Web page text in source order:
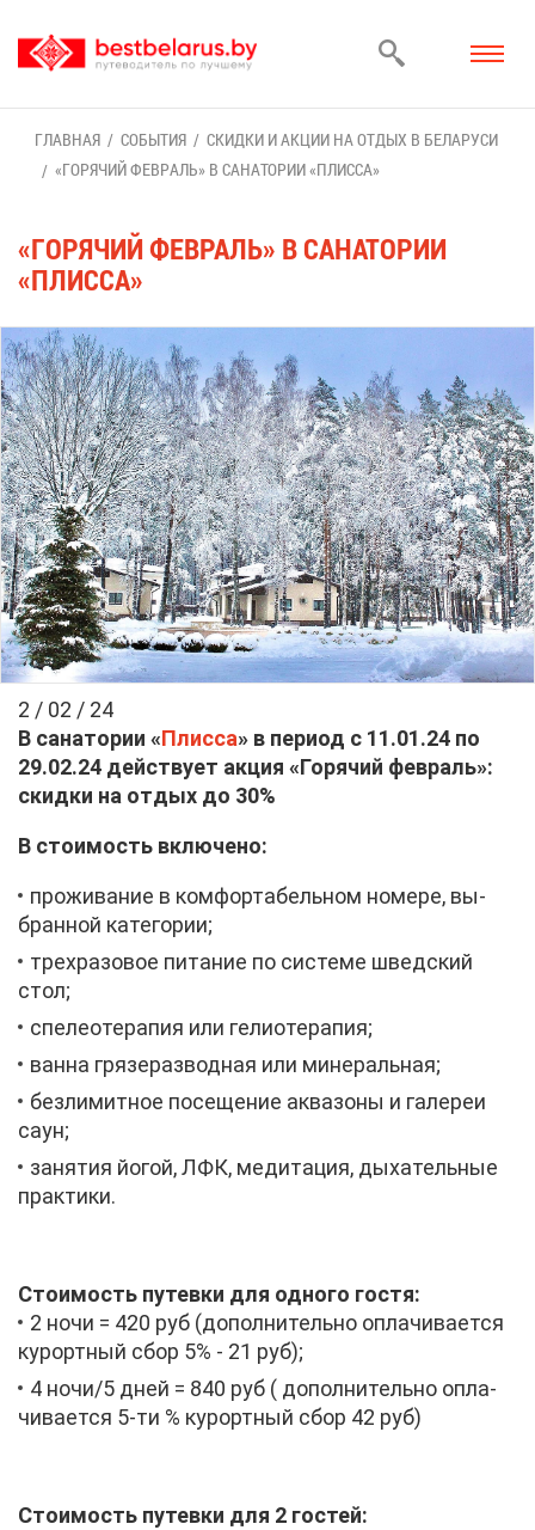
ГЛАВ­НАЯ СО­БЫ­ТИЯ
СКИД­КИ И АК­ЦИИ НА ОТ­ДЫХ В БЕ­ЛА­РУ­СИ
«ГО­РЯ­ЧИЙ ФЕВ­РАЛЬ» В СА­НА­ТО­РИИ «ПЛИС­СА»
«ГО­РЯ­ЧИЙ ФЕВ­РАЛЬ» В СА­НА­ТО­РИИ
«ПЛИС­СА»
2 / 02 / 24
В са­на­то­рии «Плис­са» в пе­ри­од с 11.01.24 по
29.02.24 дей­ству­ет ак­ция «Го­ря­чий фев­раль»:
скид­ки на от­дых до 30%
В сто­и­мость вклю­че­но:
про­жи­ва­ние в ком­фор­та­бель­ном но­ме­ре, вы­
бран­ной ка­те­го­рии;
трех­ра­зо­вое пи­та­ние по си­сте­ме швед­ский
стол;
спе­лео­те­ра­пия или ге­лио­те­ра­пия;
ван­на гря­зе­раз­вод­ная или ми­не­раль­ная;
без­ли­мит­ное по­се­ще­ние ак­ва­зо­ны и га­ле­реи
саун;
за­ня­тия йо­гой, ЛФК, ме­ди­та­ция, ды­ха­тель­ные
прак­ти­ки.
Сто­и­мость пу­тев­ки для од­но­го го­стя:
2 но­чи = 420 руб (до­пол­ни­тель­но опла­чи­ва­ет­ся
ку­рорт­ный сбор 5% - 21 руб);
4 но­чи/5 дней = 840 руб ( до­пол­ни­тель­но опла­
чи­ва­ет­ся 5-ти % ку­рорт­ный сбор 42 руб)
Сто­и­мость пу­тев­ки для 2 го­стей: